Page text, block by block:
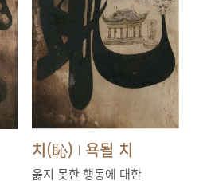
치(恥) | 욕될 치
옳지 못한 행동에 대한